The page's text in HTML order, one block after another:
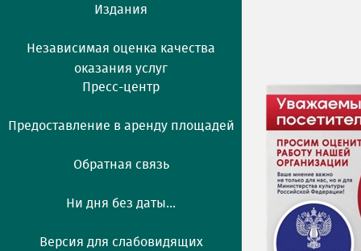
Издания
Независимая оценка качества
оказания услуг
Пресс-центр
Предоставление в аренду площадей
Обратная связь
Ни дня без даты...
Версия для слабовидящих